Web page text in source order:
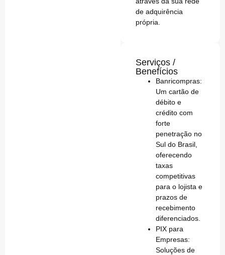
de adquirência
própria.
Serviços /
Benefícios
Banricompras:
Um cartão de
débito e
crédito com
forte
penetração no
Sul do Brasil,
oferecendo
taxas
competitivas
para o lojista e
prazos de
recebimento
diferenciados.
PIX para
Empresas:
Soluções de